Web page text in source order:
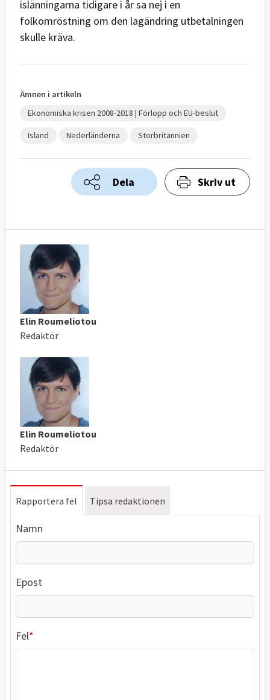
islänningarna tidigare i år sa nej i en
folkomröstning om den lagändring utbetalningen
skulle kräva.
Ämnen i artikeln
Ekonomiska krisen 2008-2018 | Förlopp och EU-beslut
Island Nederländerna Storbritannien
Dela Skriv ut
Elin Roumeliotou
Redaktör
Elin Roumeliotou
Redaktör
Rapportera fel Tipsa redaktionen
Namn
Epost
Fel